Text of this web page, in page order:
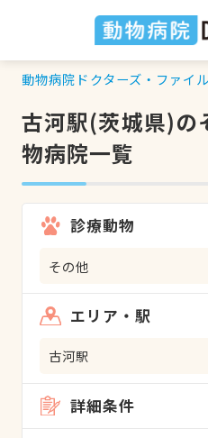
動物病院ドクターズ・ファイル
古河駅(茨城県)の
物病院一覧
診療動物
その他
エリア・駅
古河駅
詳細条件